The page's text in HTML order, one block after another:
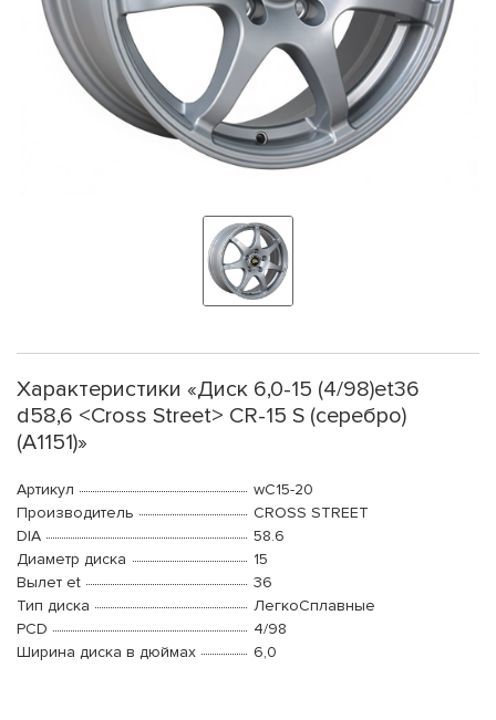
Характеристики «Диск 6,0-15 (4/98)et36
d58,6 <Cross Street> CR-15 S (серебро)
(A1151)»
Артикул
wC15-20
Производитель
CROSS STREET
DIA
58.6
Диаметр диска
15
Вылет et
36
Тип диска
ЛегкоСплавные
PCD
4/98
Ширина диска в дюймах
6,0